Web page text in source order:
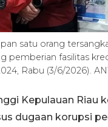
satu orang
pemberian fasilitas
Rabu (3/6/2026).
Kepulauan Riau
dugaan korupsi